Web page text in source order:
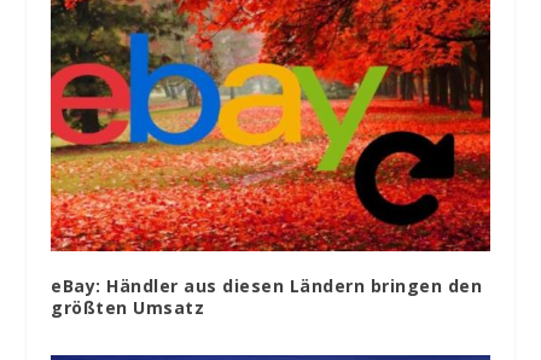
eBay: Händler aus diesen Ländern bringen den
größten Umsatz